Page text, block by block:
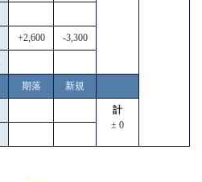
+2,600 -3,300
期落 新規
計
± 0